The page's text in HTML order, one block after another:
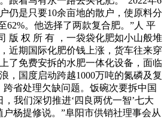
仍是只要10余亩地的散户，使原料分
62%。他选择了两款复合肥。”人 平
版 权 所 有 ，一袋袋化肥如小山般堆
近期国际化肥价钱上涨，货车往来穿
了免费安拆的水肥一体化设备，面临
，国度启动跨越1000万吨的氮磷及复
省处理欠缺问题。饭碗次要拆中国
我们深切推进‘四良两优一智’七大
杨提修说。”阜阳市供销社理事会从